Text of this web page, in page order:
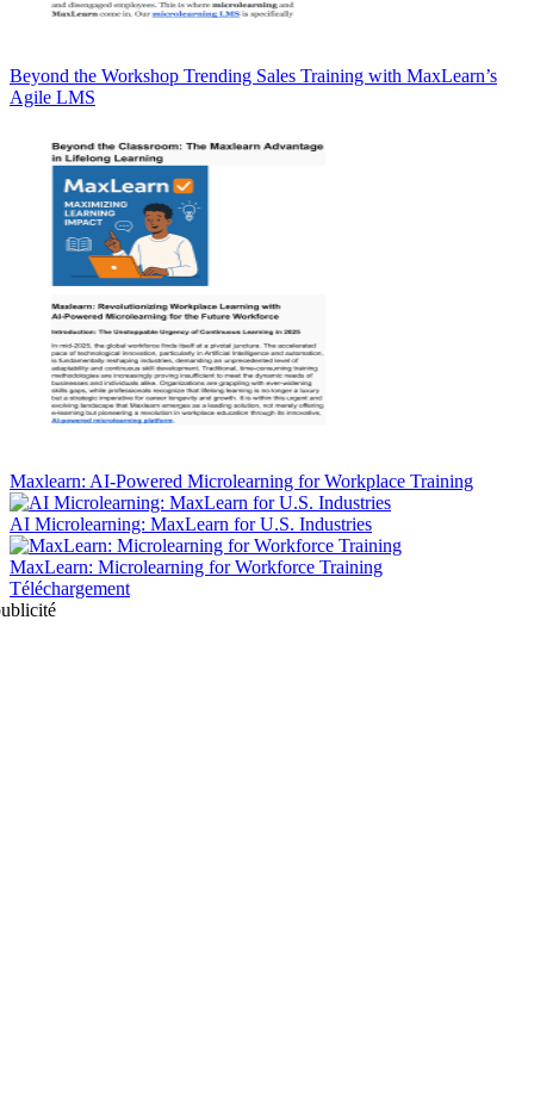
Beyond the Workshop Trending Sales Training with MaxLearn’s
Agile LMS
Maxlearn: AI-Powered Microlearning for Workplace Training
AI Microlearning: MaxLearn for U.S. Industries
MaxLearn: Microlearning for Workforce Training
Téléchargement